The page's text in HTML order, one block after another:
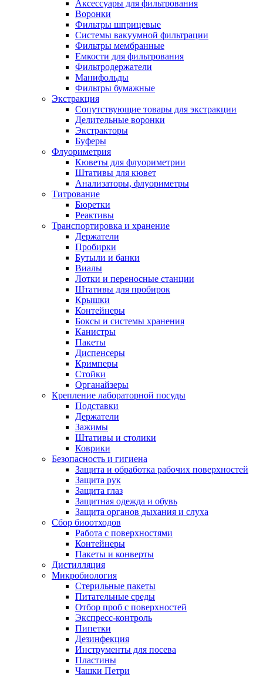
Аксессуары для фильтрования
Воронки
Фильтры шприцевые
Системы вакуумной фильтрации
Фильтры мембранные
Емкости для фильтрования
Фильтродержатели
Манифольды
Фильтры бумажные
Экстракция
Сопутствующие товары для экстракции
Делительные воронки
Экстракторы
Буферы
Флуориметрия
Кюветы для флуориметрии
Штативы для кювет
Анализаторы, флуориметры
Титрование
Бюретки
Реактивы
Транспортировка и хранение
Держатели
Пробирки
Бутыли и банки
Виалы
Лотки и переносные станции
Штативы для пробирок
Крышки
Контейнеры
Боксы и системы хранения
Канистры
Пакеты
Диспенсеры
Кримперы
Стойки
Органайзеры
Крепление лабораторной посуды
Подставки
Держатели
Зажимы
Штативы и столики
Коврики
Безопасность и гигиена
Защита и обработка рабочих поверхностей
Защита рук
Защита глаз
Защитная одежда и обувь
Защита органов дыхания и слуха
Сбор биоотходов
Работа с поверхностями
Контейнеры
Пакеты и конверты
Дистилляция
Микробиология
Стерильные пакеты
Питательные среды
Отбор проб с поверхностей
Экспресс-контроль
Пипетки
Дезинфекция
Инструменты для посева
Пластины
Чашки Петри